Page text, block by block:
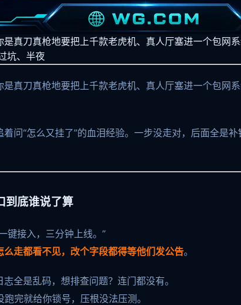
真刀真枪地要把上千款老虎机、真人厅塞进一个包
坑、半夜
真刀真枪地要把上千款老虎机、真人厅塞进一个包
问“怎么又挂了”的血泪经验。一步没走对，后面全是
到底谁说了算
键接入，三分钟上线。”
么走都看不见，改个字段都得等他们发公告。
全是乱码，想排查问题？连门都没有。
完就给你锁号，压根没法压测。